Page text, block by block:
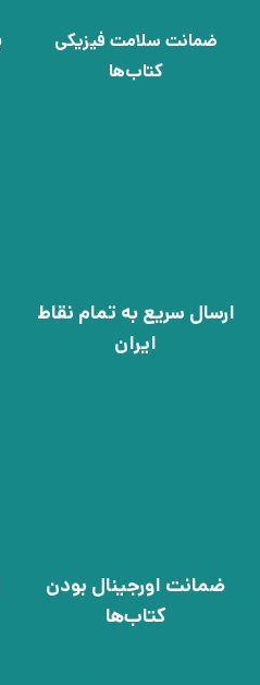
ضمانت سلامت فیزیکی
کتاب‌ها
ارسال سریع به تمام نقاط
ایران
ضمانت اورجینال بودن
کتاب‌ها